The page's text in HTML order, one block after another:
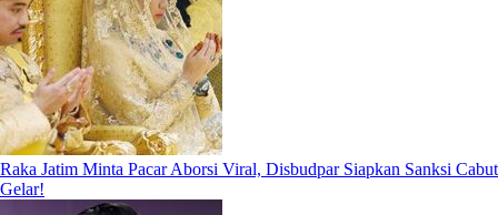
Raka Jatim Minta Pacar Aborsi Viral, Disbudpar Siapkan Sanksi Cabut
Gelar!